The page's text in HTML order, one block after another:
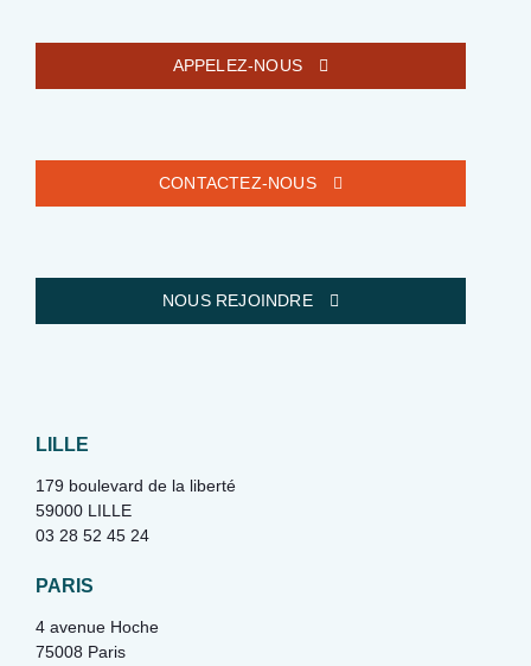
APPELEZ-NOUS
CONTACTEZ-NOUS
NOUS REJOINDRE
LILLE
179 boulevard de la liberté
59000 LILLE
03 28 52 45 24
PARIS
4 avenue Hoche
75008 Paris